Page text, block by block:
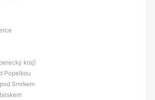
kraj)
Popelkou
Smrkem